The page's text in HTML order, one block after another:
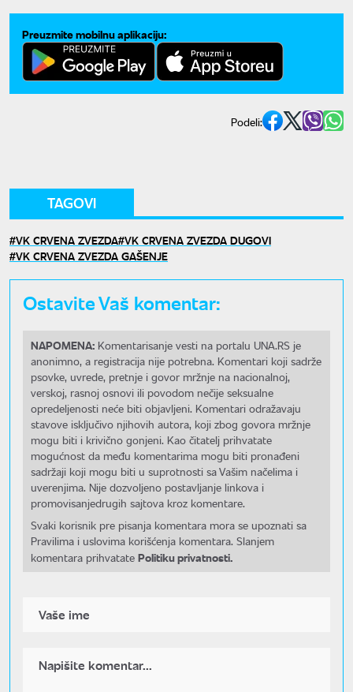
Preuzmite mobilnu aplikaciju:
Podeli:
TAGOVI
VK CRVENA ZVEZDA VK CRVENA ZVEZDA DUGOVI
VK CRVENA ZVEZDA GAŠENJE
Ostavite Vaš komentar:
NAPOMENA: Komentarisanje vesti na portalu UNA.RS je
anonimno, a registracija nije potrebna. Komentari koji sadrže
psovke, uvrede, pretnje i govor mržnje na nacionalnoj,
verskoj, rasnoj osnovi ili povodom nečije seksualne
opredeljenosti neće biti objavljeni. Komentari odražavaju
stavove isključivo njihovih autora, koji zbog govora mržnje
mogu biti i krivično gonjeni. Kao čitatelj prihvatate
mogućnost da među komentarima mogu biti pronađeni
sadržaji koji mogu biti u suprotnosti sa Vašim načelima i
uverenjima. Nije dozvoljeno postavljanje linkova i
promovisanjedrugih sajtova kroz komentare.
Svaki korisnik pre pisanja komentara mora se upoznati sa
Pravilima i uslovima korišćenja komentara. Slanjem
komentara prihvatate Politiku privatnosti.